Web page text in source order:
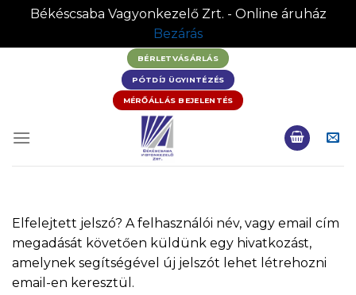
Békéscsaba Vagyonkezelő Zrt. - Online áruház
Bezárás
BÉRLETVÁSÁRLÁS
PÓTDÍJ ÜGYINTÉZÉS
MÉRŐÁLLÁS BEJELENTÉS
Elfelejtett jelszó? A felhasználói név, vagy email cím
megadását követően küldünk egy hivatkozást,
amelynek segítségével új jelszót lehet létrehozni
email-en keresztül.